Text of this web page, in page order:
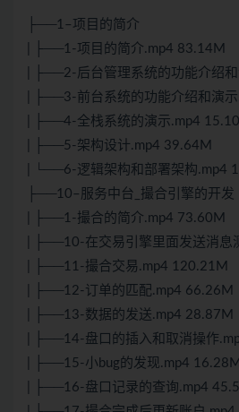
├──1–项目的简介
| ├──1-项目的简介.mp4 83.14M
| ├──2-后台管理系统的功能介绍
| ├──3-前台系统的功能介绍和演
| ├──4-全栈系统的演示.mp4
| ├──5-架构设计.mp4 39.64M
| └──6-逻辑架构和部署架构.mp4
├──10–服务中台_撮合引擎的开发
| ├──1-撮合的简介.mp4 73.60M
| ├──10-在交易引擎里面发送消息
| ├──11-撮合交易.mp4 120.21M
| ├──12-订单的匹配.mp4 66.26M
| ├──13-数据的发送.mp4 28.87M
| ├──14-盘口的插入和取消操作
| ├──15-小bug的发现.mp4 16.28M
| ├──16-盘口记录的查询.mp4